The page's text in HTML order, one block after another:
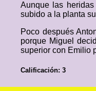
Aunque las
subido a la planta
Poco después
porque Miguel
superior con Emilio
Calificación: 3